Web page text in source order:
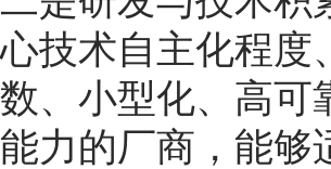
心技术自主化程度
数、小型化、高可
能力的厂商，能够